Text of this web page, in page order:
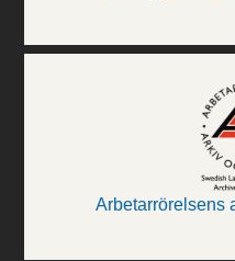
Arbetarrörelsens